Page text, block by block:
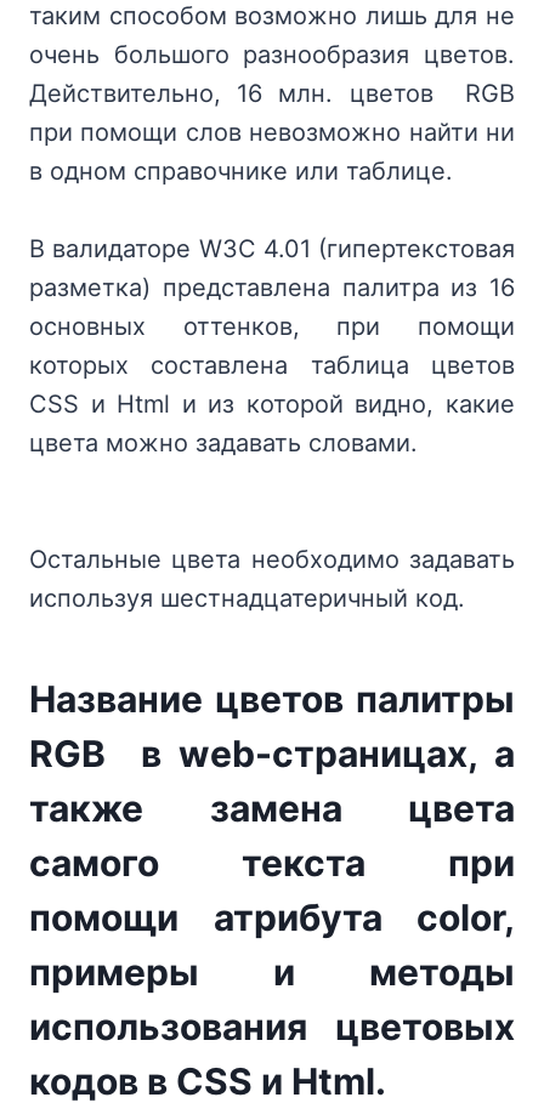
таким способом возможно лишь для не
очень большого разнообразия цветов.
Действительно, 16 млн. цветов RGB
при помощи слов невозможно найти ни
в одном справочнике или таблице.
В валидаторе W3C 4.01 (гипертекстовая
разметка) представлена палитра из 16
основных оттенков, при помощи
которых составлена таблица цветов
CSS и Html и из которой видно, какие
цвета можно задавать словами.
Остальные цвета необходимо задавать
используя шестнадцатеричный код.
Название цветов палитры
RGB в web-страницах, а
также замена цвета
самого текста при
помощи атрибута color,
примеры и методы
использования цветовых
кодов в CSS и Html.